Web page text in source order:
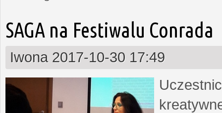
SAGA na Festiwalu Conrada
Iwona 2017-10-30 17:49